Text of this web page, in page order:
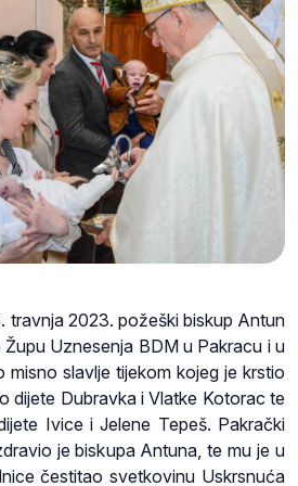
travnja 2023. požeški biskup Antun
Uznesenja BDM u Pakracu i u
misno slavlje tijekom kojeg je krstio
dijete Dubravka i Vlatke Kotorac te
Ivice i Jelene Tepeš. Pakrački
je biskupa Antuna, te mu je u
čestitao svetkovinu Uskrsnuća